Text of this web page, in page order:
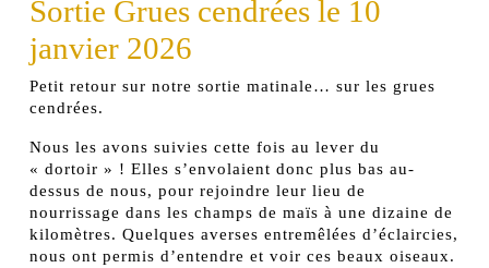
Sortie Grues cendrées le 10
janvier 2026
Petit retour sur notre sortie matinale… sur les grues
cendrées.
Nous les avons suivies cette fois au lever du
« dortoir » ! Elles s’envolaient donc plus bas au-
dessus de nous, pour rejoindre leur lieu de
nourrissage dans les champs de maïs à une dizaine de
kilomètres. Quelques averses entremêlées d’éclaircies,
nous ont permis d’entendre et voir ces beaux oiseaux.